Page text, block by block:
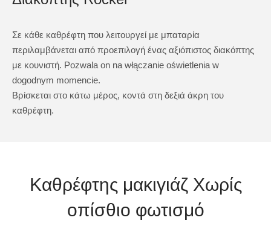
Σε κάθε καθρέφτη που λειτουργεί με μπαταρία
περιλαμβάνεται από προεπιλογή ένας αξιόπιστος διακόπτης
με κουνιστή. Pozwala on na włączanie oświetlenia w
dogodnym momencie.
Βρίσκεται στο κάτω μέρος, κοντά στη δεξιά άκρη του
καθρέφτη.
Καθρέφτης μακιγιάζ Χωρίς
οπίσθιο φωτισμό